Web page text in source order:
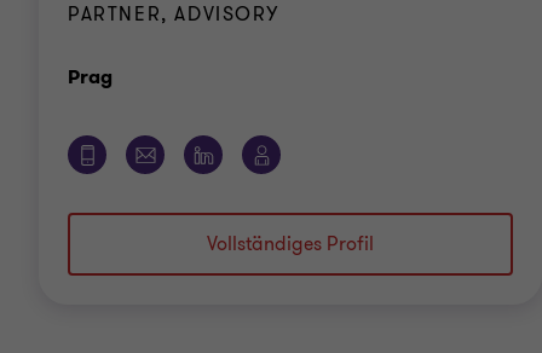
PARTNER, ADVISORY
Prag
Vollständiges Profil